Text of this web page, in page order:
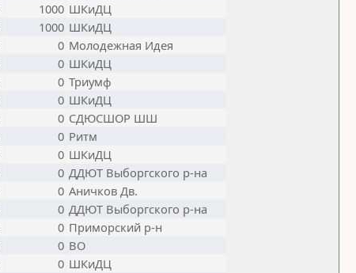
1000 ШКиДЦ
1000 ШКиДЦ
0 Молодежная Идея
0 ШКиДЦ
0 Триумф
0 ШКиДЦ
0 СДЮСШОР ШШ
0 Ритм
0 ШКиДЦ
0 ДДЮТ Выборгского р-на
0 Аничков Дв.
0 ДДЮТ Выборгского р-на
0 Приморский р-н
0 ВО
0 ШКиДЦ